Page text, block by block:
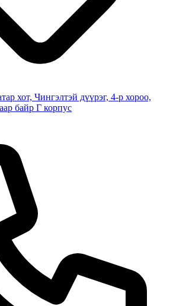
хот, Чингэлтэй дүүрэг, 4-р хороо,
байр Г корпус